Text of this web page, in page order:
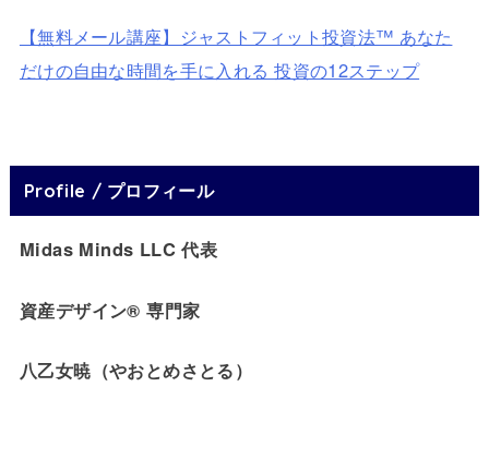
【無料メール講座】ジャストフィット投資法™ あなた
だけの自由な時間を手に入れる 投資の12ステップ
Profile / プロフィール
Midas Minds LLC 代表
資産デザイン® 専門家
八乙女暁（やおとめさとる）